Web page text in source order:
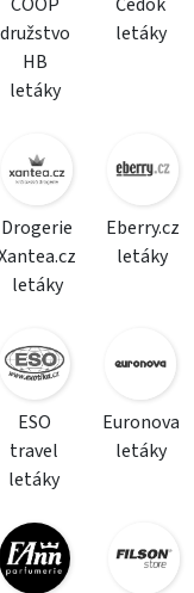
družstvo
HB
letáky
letáky
Drogerie
letáky
Eberry.cz
letáky
ESO
travel
letáky
Euronova
letáky